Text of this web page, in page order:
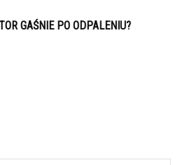
GAŚNIE PO ODPALENIU?